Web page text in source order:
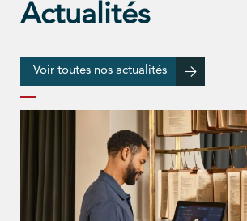
Actualités
Voir toutes nos actualités